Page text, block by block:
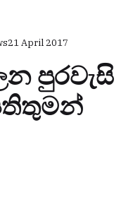
21 April 2017
පුරවැසි